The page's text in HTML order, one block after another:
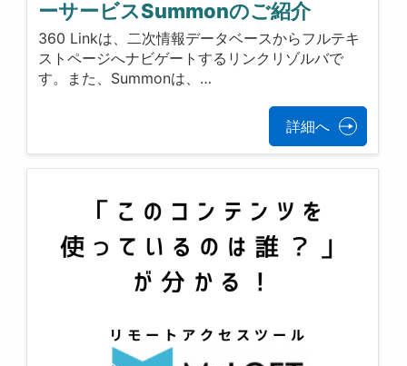
ーサービスSummonのご紹介
360 Linkは、二次情報データベースからフルテキ
ストページへナビゲートするリンクリゾルバで
す。また、Summonは、…
詳細へ